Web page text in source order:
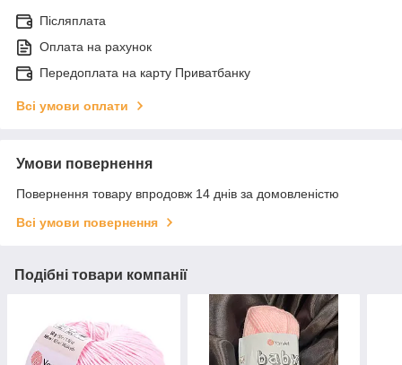
Післяплата
Оплата на рахунок
Передоплата на карту Приватбанку
Всі умови оплати
Умови повернення
Повернення товару впродовж 14 днів за домовленістю
Всі умови повернення
Подібні товари компанії